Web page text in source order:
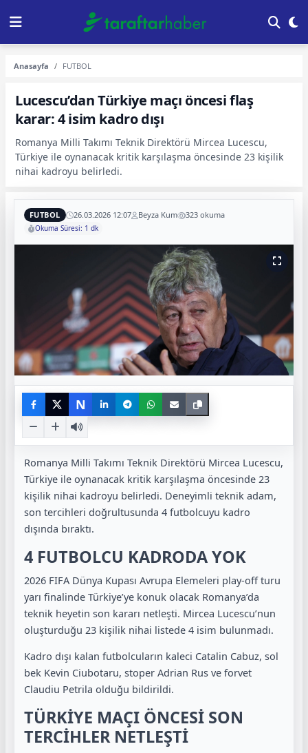
Anasayfa FUTBOL
Lucescu’dan Türkiye maçı öncesi flaş
karar: 4 isim kadro dışı
Romanya Milli Takımı Teknik Direktörü Mircea Lucescu,
Türkiye ile oynanacak kritik karşılaşma öncesinde 23 kişilik
nihai kadroyu belirledi.
FUTBOL 26.03.2026 12:07 Beyza Kum 323 okuma
Okuma Süresi: 1 dk
N
Romanya Milli Takımı Teknik Direktörü Mircea Lucescu,
Türkiye ile oynanacak kritik karşılaşma öncesinde 23
kişilik nihai kadroyu belirledi. Deneyimli teknik adam,
son tercihleri doğrultusunda 4 futbolcuyu kadro
dışında bıraktı.
4 FUTBOLCU KADRODA YOK
2026 FIFA Dünya Kupası Avrupa Elemeleri play-off turu
yarı finalinde Türkiye’ye konuk olacak Romanya’da
teknik heyetin son kararı netleşti. Mircea Lucescu’nun
oluşturduğu 23 kişilik nihai listede 4 isim bulunmadı.
Kadro dışı kalan futbolcuların kaleci Catalin Cabuz, sol
bek Kevin Ciubotaru, stoper Adrian Rus ve forvet
Claudiu Petrila olduğu bildirildi.
TÜRKİYE MAÇI ÖNCESİ SON
TERCİHLER NETLEŞTİ